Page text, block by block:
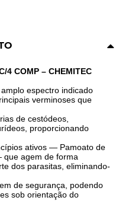
4 COMP – CHEMITEC
espectro indicado
verminoses que
de cestódeos,
proporcionando
ativos — Pamoato de
que agem de forma
dos parasitas, eliminando-
de segurança, podendo
sob orientação do